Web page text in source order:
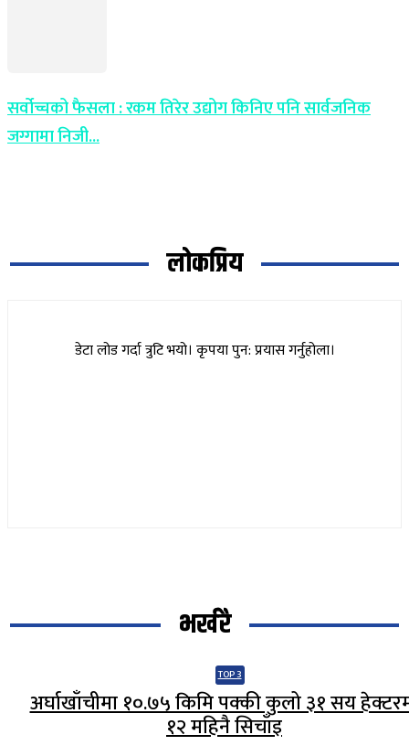
सर्वोच्चको फैसला : रकम तिरेर उद्योग किनिए पनि सार्वजनिक
जग्गामा निजी...
लोकप्रिय
डेटा लोड गर्दा त्रुटि भयो। कृपया पुन: प्रयास गर्नुहोला।
भर्खरै
TOP 3
अर्घाखाँचीमा १०.७५ किमि पक्की कुलो ३१ सय
१२ महिनै सिचाँइ